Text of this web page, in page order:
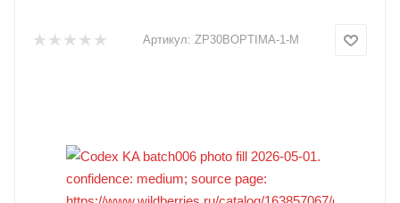
Артикул: ZP30BOPTIMA-1-M